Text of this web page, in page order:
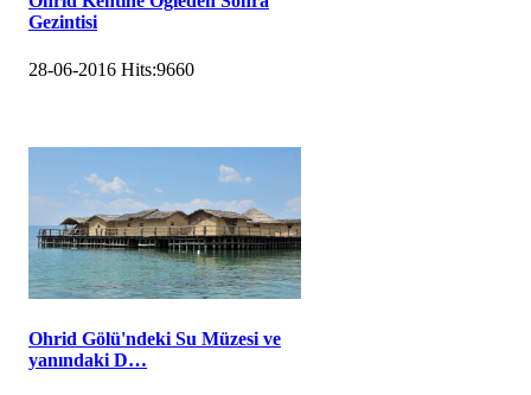
Gezintisi
28-06-2016 Hits:9660
Ohrid Gölü'ndeki Su Müzesi ve
yanındaki D…